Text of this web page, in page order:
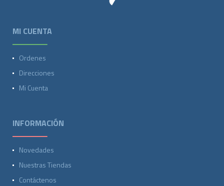
MI CUENTA
Ordenes
Direcciones
Mi Cuenta
INFORMACIÓN
Novedades
Nuestras Tiendas
Contáctenos